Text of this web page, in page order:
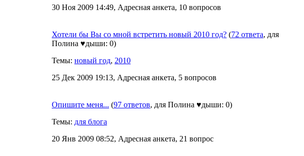
30 Ноя 2009 14:49, Адресная анкета, 10 вопросов
Хотели бы Вы со мной встретить новый 2010 год? (72 ответа, для
Полина ♥дыши: 0)
Темы: новый год, 2010
25 Дек 2009 19:13, Адресная анкета, 5 вопросов
Опишите меня... (97 ответов, для Полина ♥дыши: 0)
Темы: для блога
20 Янв 2009 08:52, Адресная анкета, 21 вопрос